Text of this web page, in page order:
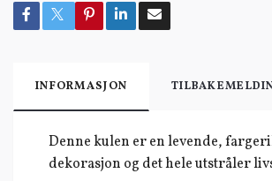
INFORMASJON
Denne kulen er en levende,
dekorasjon og det hele utstråler